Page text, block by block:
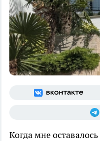
Когда мне